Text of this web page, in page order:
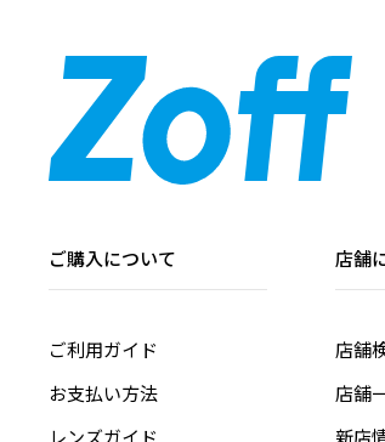
ご購入について
ご利用ガイド
お支払い方法
店舗
店舗
店舗